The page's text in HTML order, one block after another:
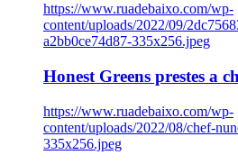
https://www.ruadebaixo.com/wp-
content/uploads/2022/09/
a2bb0ce74d87-335x256.jpeg
Honest Greens prestes a
https://www.ruadebaixo.com/wp-
content/uploads/2022/08/chef-
335x256.jpeg